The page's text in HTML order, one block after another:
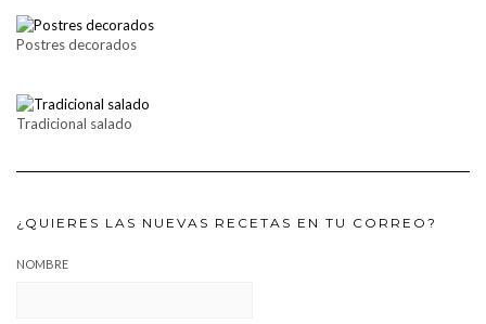
Postres decorados
Tradicional salado
¿QUIERES LAS NUEVAS RECETAS EN TU CORREO?
NOMBRE